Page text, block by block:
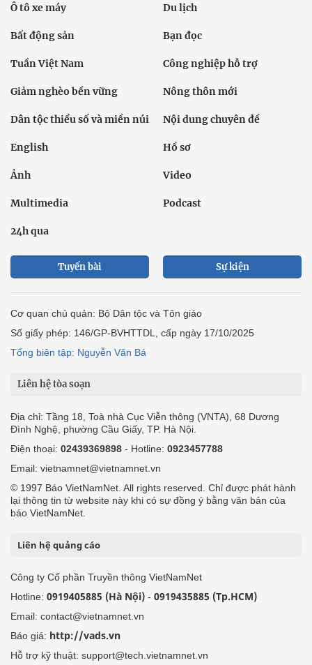
Ô tô xe máy Du lịch
Bất động sản Bạn đọc
Tuần Việt Nam Công nghiệp hỗ trợ
Giảm nghèo bền vững Nông thôn mới
Dân tộc thiểu số và miền núi Nội dung chuyên đề
English Hồ sơ
Ảnh Video
Multimedia Podcast
24h qua
Tuyến bài Sự kiện
Cơ quan chủ quản: Bộ Dân tộc và Tôn giáo
Số giấy phép: 146/GP-BVHTTDL, cấp ngày 17/10/2025
Tổng biên tập: Nguyễn Văn Bá
Liên hệ tòa soạn
Địa chỉ: Tầng 18, Toà nhà Cục Viễn thông (VNTA), 68 Dương
Đình Nghệ, phường Cầu Giấy, TP. Hà Nội.
Điện thoại: 02439369898 - Hotline: 0923457788
Email: vietnamnet@vietnamnet.vn
© 1997 Báo VietNamNet. All rights reserved. Chỉ được phát hành
lại thông tin từ website này khi có sự đồng ý bằng văn bản của
báo VietNamNet.
Liên hệ quảng cáo
Công ty Cổ phần Truyền thông VietNamNet
Hotline: 0919405885 (Hà Nội) - 0919435885 (Tp.HCM)
Email: contact@vietnamnet.vn
Báo giá: http://vads.vn
Hỗ trợ kỹ thuật: support@tech.vietnamnet.vn